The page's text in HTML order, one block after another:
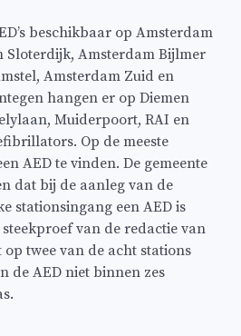
beschikbaar op Amsterdam
Sloterdijk, Amsterdam Bijlmer
Amsterdam Zuid en
hangen er op Diemen
Muiderpoort, RAI en
Op de meeste
AED te vinden. De gemeente
dat bij de aanleg van de
stationsingang een AED is
van de redactie van
twee van de acht stations
de AED niet binnen zes